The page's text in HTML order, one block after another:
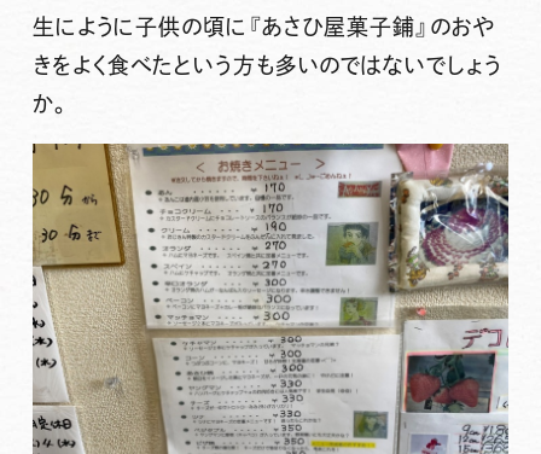
生にように子供の頃に 『あさひ屋菓子鋪』 のおや
きをよく食べたという方も多いのではないでしょう
か。